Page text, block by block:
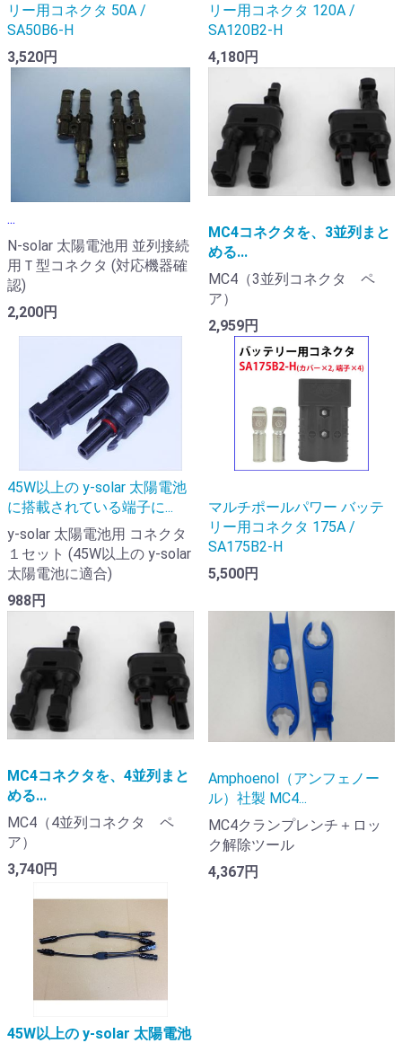
リー用コネクタ 50A /
SA50B6-H
3,520円
リー用コネクタ 120A /
SA120B2-H
4,180円
...
N-solar 太陽電池用 並列接続
用Ｔ型コネクタ (対応機器確
認)
2,200円
MC4コネクタを、3並列まと
める...
MC4（3並列コネクタ ペ
ア）
2,959円
45W以上の y-solar 太陽電池
に搭載されている端子に...
y-solar 太陽電池用 コネクタ
１セット (45W以上の y-solar
太陽電池に適合)
988円
マルチポールパワー バッテ
リー用コネクタ 175A /
SA175B2-H
5,500円
MC4コネクタを、4並列まと
める...
MC4（4並列コネクタ ペ
ア）
3,740円
Amphoenol（アンフェノー
ル）社製 MC4...
MC4クランプレンチ＋ロッ
ク解除ツール
4,367円
45W以上の y-solar 太陽電池